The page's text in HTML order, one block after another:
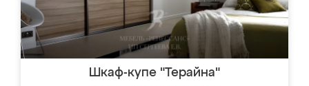
Шкаф-купе "Терайна"